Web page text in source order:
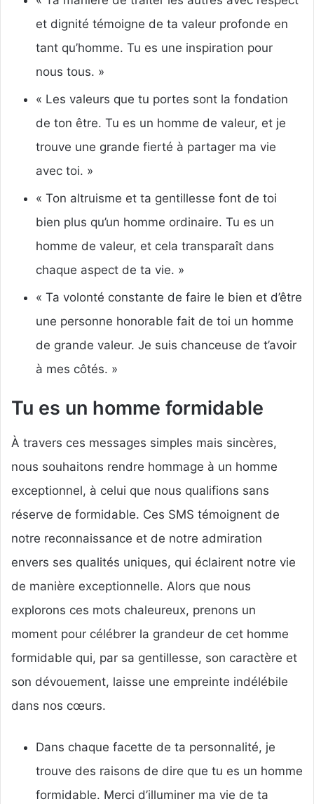
et dignité témoigne de ta valeur profonde en
tant qu’homme. Tu es une inspiration pour
nous tous. »
« Les valeurs que tu portes sont la fondation
de ton être. Tu es un homme de valeur, et je
trouve une grande fierté à partager ma vie
avec toi. »
« Ton altruisme et ta gentillesse font de toi
bien plus qu’un homme ordinaire. Tu es un
homme de valeur, et cela transparaît dans
chaque aspect de ta vie. »
« Ta volonté constante de faire le bien et d’être
une personne honorable fait de toi un homme
de grande valeur. Je suis chanceuse de t’avoir
à mes côtés. »
Tu es un homme formidable
À travers ces messages simples mais sincères,
nous souhaitons rendre hommage à un homme
exceptionnel, à celui que nous qualifions sans
réserve de formidable. Ces SMS témoignent de
notre reconnaissance et de notre admiration
envers ses qualités uniques, qui éclairent notre vie
de manière exceptionnelle. Alors que nous
explorons ces mots chaleureux, prenons un
moment pour célébrer la grandeur de cet homme
formidable qui, par sa gentillesse, son caractère et
son dévouement, laisse une empreinte indélébile
dans nos cœurs.
Dans chaque facette de ta personnalité, je
trouve des raisons de dire que tu es un homme
formidable. Merci d’illuminer ma vie de ta